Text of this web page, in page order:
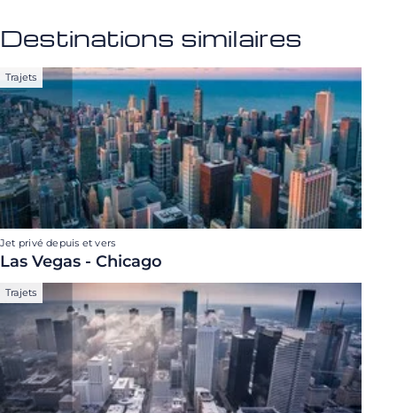
Destinations similaires
Trajets
Jet privé depuis et vers
Las Vegas - Chicago
Trajets